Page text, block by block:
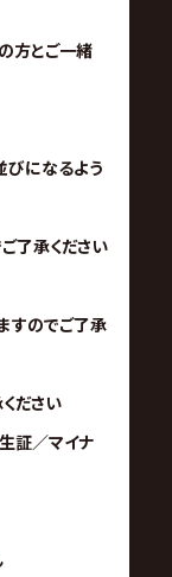
方とご一緒
びになるよう
了承ください
すのでご了承
ださい
証／マイナ